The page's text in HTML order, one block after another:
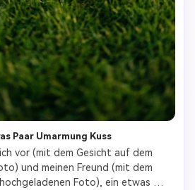
Paar Umarmung Kuss
vor (mit dem Gesicht auf dem
und meinen Freund (mit dem
Foto), ein etwas